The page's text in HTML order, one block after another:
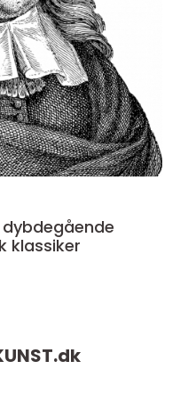
dybdegående
klassiker
dk